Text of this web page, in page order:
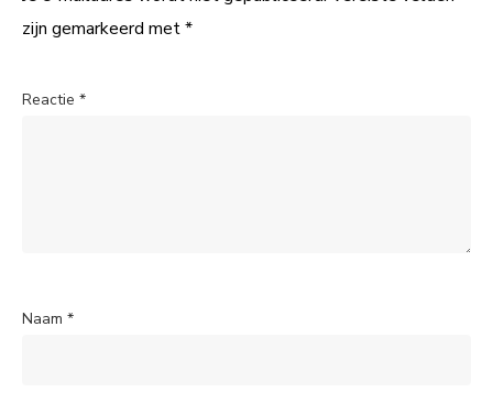
zijn gemarkeerd met*
Reactie *
Naam *